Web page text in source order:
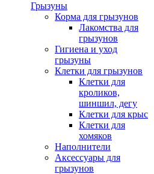
Грызуны
Корма для грызунов
Лакомства для
грызунов
Гигиена и уход
грызуны
Клетки для грызунов
Клетки для
кроликов,
шиншил, дегу
Клетки для крыс
Клетки для
хомяков
Наполнители
Аксессуары для
грызунов